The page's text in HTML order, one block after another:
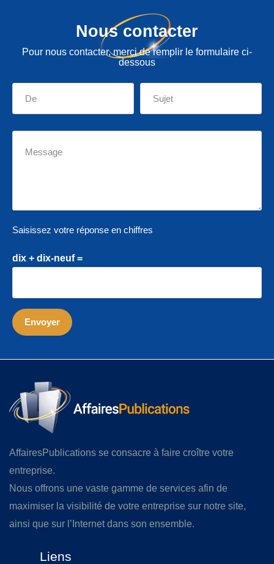
Nous contacter
Pour nous contacter, merci de remplir le formulaire ci-
dessous
Saisissez votre réponse en chiffres
dix + dix-neuf =
AffairesPublications se consacre à faire croître votre
entreprise.
Nous offrons une vaste gamme de services afin de
maximiser la visibilité de votre entreprise sur notre site,
ainsi que sur l’Internet dans son ensemble.
Liens